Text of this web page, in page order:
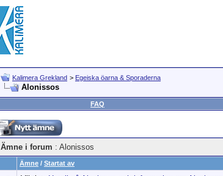
Kalimera Grekland > Egeiska öarna & Sporaderna
Alonissos
FAQ
Ämne i forum : Alonissos
Ämne / Startat av